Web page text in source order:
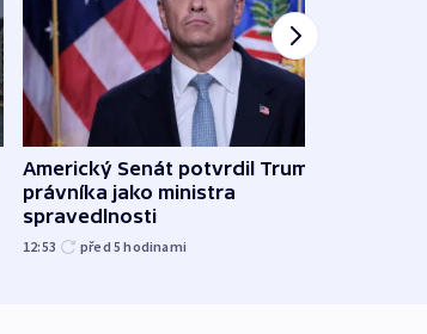
Americký Senát potvrdil Trumpova
právníka jako ministra
spravedlnosti
12:53 před 5hodinami